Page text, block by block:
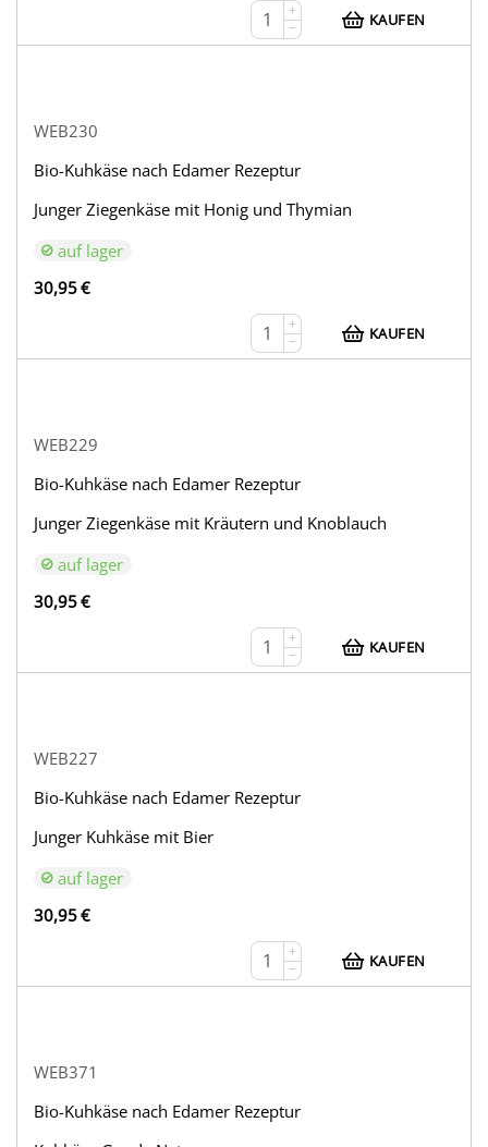
+
−
KAUFEN
WEB230
Bio-Kuhkäse nach Edamer Rezeptur
Junger Ziegenkäse mit Honig und Thymian
auf lager
30,95€
+
−
KAUFEN
WEB229
Bio-Kuhkäse nach Edamer Rezeptur
Junger Ziegenkäse mit Kräutern und Knoblauch
auf lager
30,95€
+
−
KAUFEN
WEB227
Bio-Kuhkäse nach Edamer Rezeptur
Junger Kuhkäse mit Bier
auf lager
30,95€
+
−
KAUFEN
WEB371
Bio-Kuhkäse nach Edamer Rezeptur